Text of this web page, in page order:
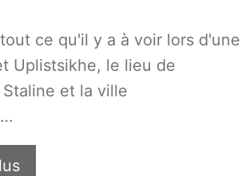
ce qu'il y a à voir lors d'une
Uplistsikhe, le lieu de
et la ville